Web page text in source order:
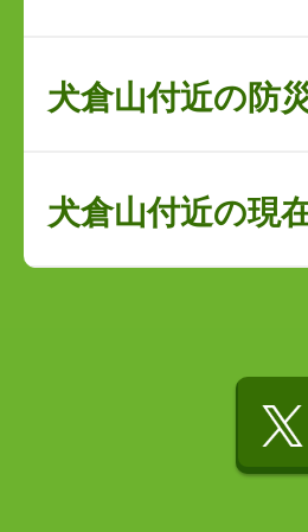
犬倉山付近の防
犬倉山付近の現